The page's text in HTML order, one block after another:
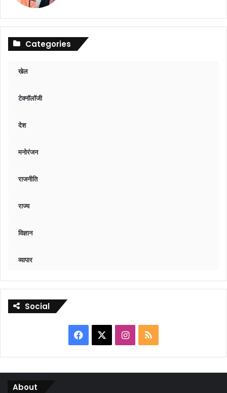
Categories
खेल
टेक्नॉलॉजी
देश
मनोरंजन
राजनीति
राज्य
विज्ञान
व्यापार
Social
Facebook Instagram
RSS
About